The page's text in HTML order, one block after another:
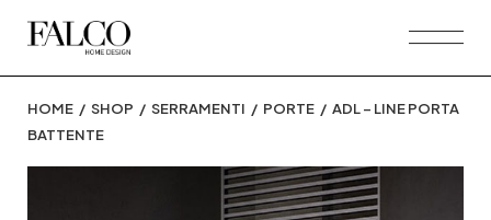
HOME SHOP SERRAMENTI PORTE
ADL – LINE PORTA
BATTENTE